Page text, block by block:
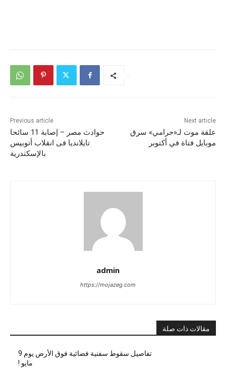
Previous article
حوادث مصر – إصابة 11 سائحا
تايلانديا فى انقلاب أتوبيس
بالإسكندرية
Next article
علقة موت لـ«حرامي» سرق
موبايل فتاة في أكتوبر
admin
https://mojazeg.com
مقالات ذات صلة
تفاصيل سقوط سفنية فضائية فوق الأرض يوم 9
مايو !